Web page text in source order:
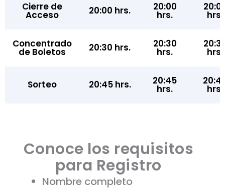
Cierre de
Acceso 20:00 hrs. 20:00
hrs. hrs.
Concentrado
de Boletos 20:30 hrs. 20:30
hrs. hrs.
Sorteo 20:45 hrs. 20:45
hrs. hrs.
Conoce los requisitos
para Registro
Nombre completo